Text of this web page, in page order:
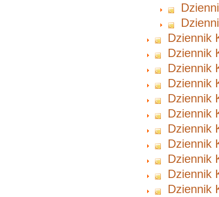
Dziennik
Dziennik
Dziennik
Dziennik
Dziennik
Dziennik
Dziennik
Dziennik
Dziennik
Dziennik
Dziennik